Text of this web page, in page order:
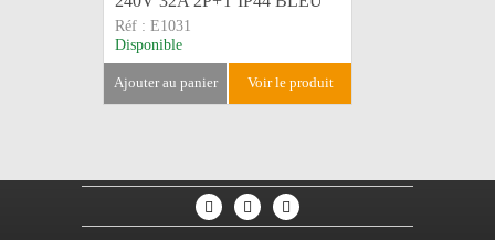
Réf : E1031
Disponible
ajouter au panier voir le produit